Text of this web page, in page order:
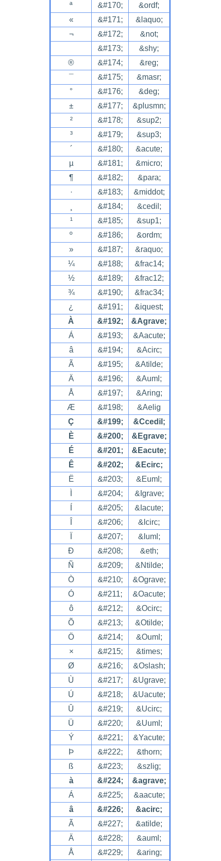
ª &#170;
&ordf;
«
&#171;
&laquo;
¬
&#172;
&not;
&#173;
&shy;
®
&#174;
&reg;
¯
&#175;
&masr;
°
&#176;
&deg;
±
&#177;
&plusmn;
²
&#178;
&sup2;
³
&#179;
&sup3;
´
&#180;
&acute;
µ
&#181;
&micro;
¶
&#182;
&para;
·
&#183;
&middot;
&#184;
&cedil;
¹
&#185;
&sup1;
º
&#186;
&ordm;
»
&#187;
&raquo;
¼
&#188;
&frac14;
½
&#189;
&frac12;
¾
&#190;
&frac34;
¿
&#191;
&iquest;
À
&#192;
&Agrave;
Á
&#193;
&Aacute;
â
&#194;
&Acirc;
Ã
&#195;
&Atilde;
Ä
&#196;
&Auml;
Å
&#197;
&Aring;
Æ
&#198;
&Aelig
Ç
&#199;
&Ccedil;
È
&#200;
&Egrave;
É
&#201;
&Eacute;
Ê
&#202;
&Ecirc;
Ë
&#203;
&Euml;
&#204;
&Igrave;
&#205;
&Iacute;
&#206;
&Icirc;
&#207;
&Iuml;
Ð
&#208;
&eth;
Ñ
&#209;
&Ntilde;
Ò
&#210;
&Ograve;
Ó
&#211;
&Oacute;
ô
&#212;
&Ocirc;
Õ
&#213;
&Otilde;
Ö
&#214;
&Ouml;
×
&#215;
&times;
Ø
&#216;
&Oslash;
Ù
&#217;
&Ugrave;
Ú
&#218;
&Uacute;
Û
&#219;
&Ucirc;
Ü
&#220;
&Uuml;
Ý
&#221;
&Yacute;
Þ
&#222;
&thorn;
ß
&#223;
&szlig;
à
&#224;
&agrave;
Á
&#225;
&aacute;
â
&#226;
&acirc;
Ã
&#227;
&atilde;
Ä
&#228;
&auml;
Å
&#229;
&aring;